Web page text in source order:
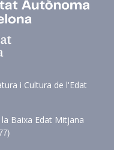
i Cultura de l'Edat
Baixa Edat Mitjana